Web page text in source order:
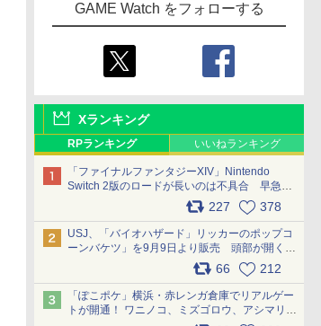
GAME Watch をフォローする
Xランキング
RPランキング いいねランキング
「ファイナルファンタジーXIV」Nintendo
Switch 2版のロードが長いのは不具合 早急に
アップデートできるよう対応中227 378
USJ、「バイオハザード」リッカーのポップコ
ーンバケツ」を9月9日より販売 頭部が開く仕
組み。味は恐怖を堪のう「味噌フレーバー」
66 212
「ぽこポケ」横浜・赤レンガ倉庫でリアルゲー
トが開通！ ワニノコ、ミズゴロウ、アシマリ登